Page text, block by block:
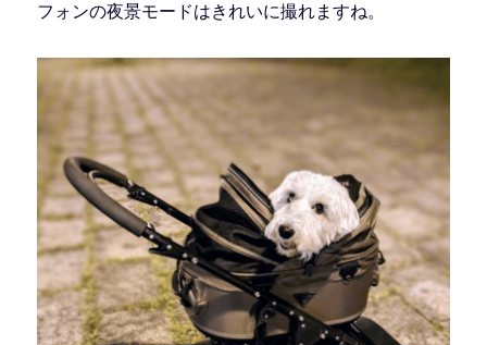
フォンの夜景モードはきれいに撮れますね。